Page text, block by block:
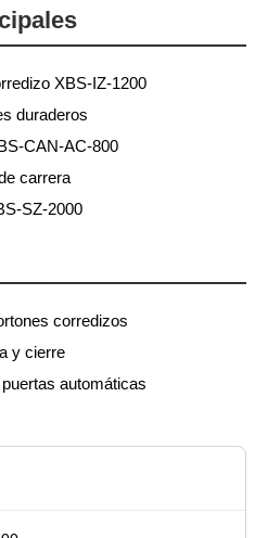
XBS-IZ-1200
duraderos
CAN-AC-800
carrera
SZ-2000
corredizos
y cierre
automáticas